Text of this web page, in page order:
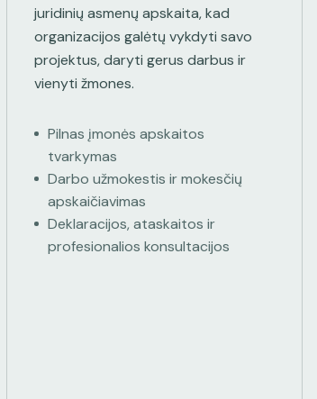
juridinių asmenų apskaita, kad
organizacijos galėtų vykdyti savo
projektus, daryti gerus darbus ir
vienyti žmones.
Pilnas įmonės apskaitos
tvarkymas
Darbo užmokestis ir mokesčių
apskaičiavimas
Deklaracijos, ataskaitos ir
profesionalios konsultacijos